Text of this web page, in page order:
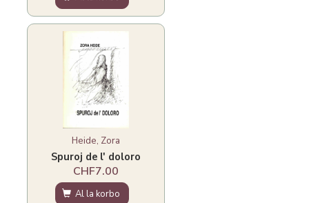
Heide, Zora
Spuroj de l' doloro
CHF7.00
Al la korbo